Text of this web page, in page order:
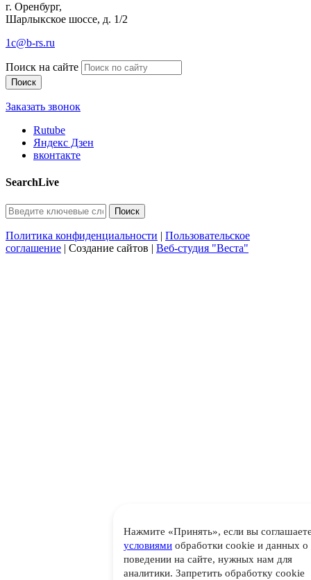
г. Оренбург,
Шарлыкское шоссе, д. 1/2
1c@b-rs.ru
Поиск на сайте
Заказать звонок
Rutube
Яндекс Дзен
вконтакте
SearchLive
Политика конфиденциальности | Пользовательское
соглашение | Создание сайтов | Веб-студия "Веста"
Нажмите «Принять», если вы
условиями обработки cookie и данных о
поведении на сайте, нужных нам для
аналитики. Запретить обработку cookie